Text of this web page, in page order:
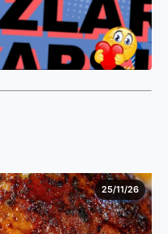
25/11/26